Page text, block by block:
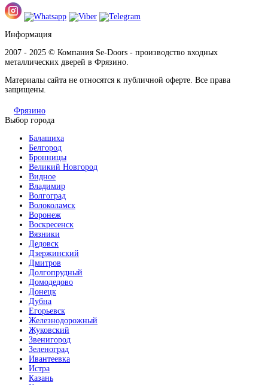
Информация
2007 - 2025 © Компания Se-Doors - производство входных
металлических дверей в Фрязино.
Материалы сайта не относятся к публичной оферте. Все права
защищены.
Фрязино
Выбор города
Балашиха
Белгород
Бронницы
Великий Новгород
Видное
Владимир
Волгоград
Волоколамск
Воронеж
Воскресенск
Вязники
Дедовск
Дзержинский
Дмитров
Долгопрудный
Домодедово
Донецк
Дубна
Егорьевск
Железнодорожный
Жуковский
Звенигород
Зеленоград
Ивантеевка
Истра
Казань